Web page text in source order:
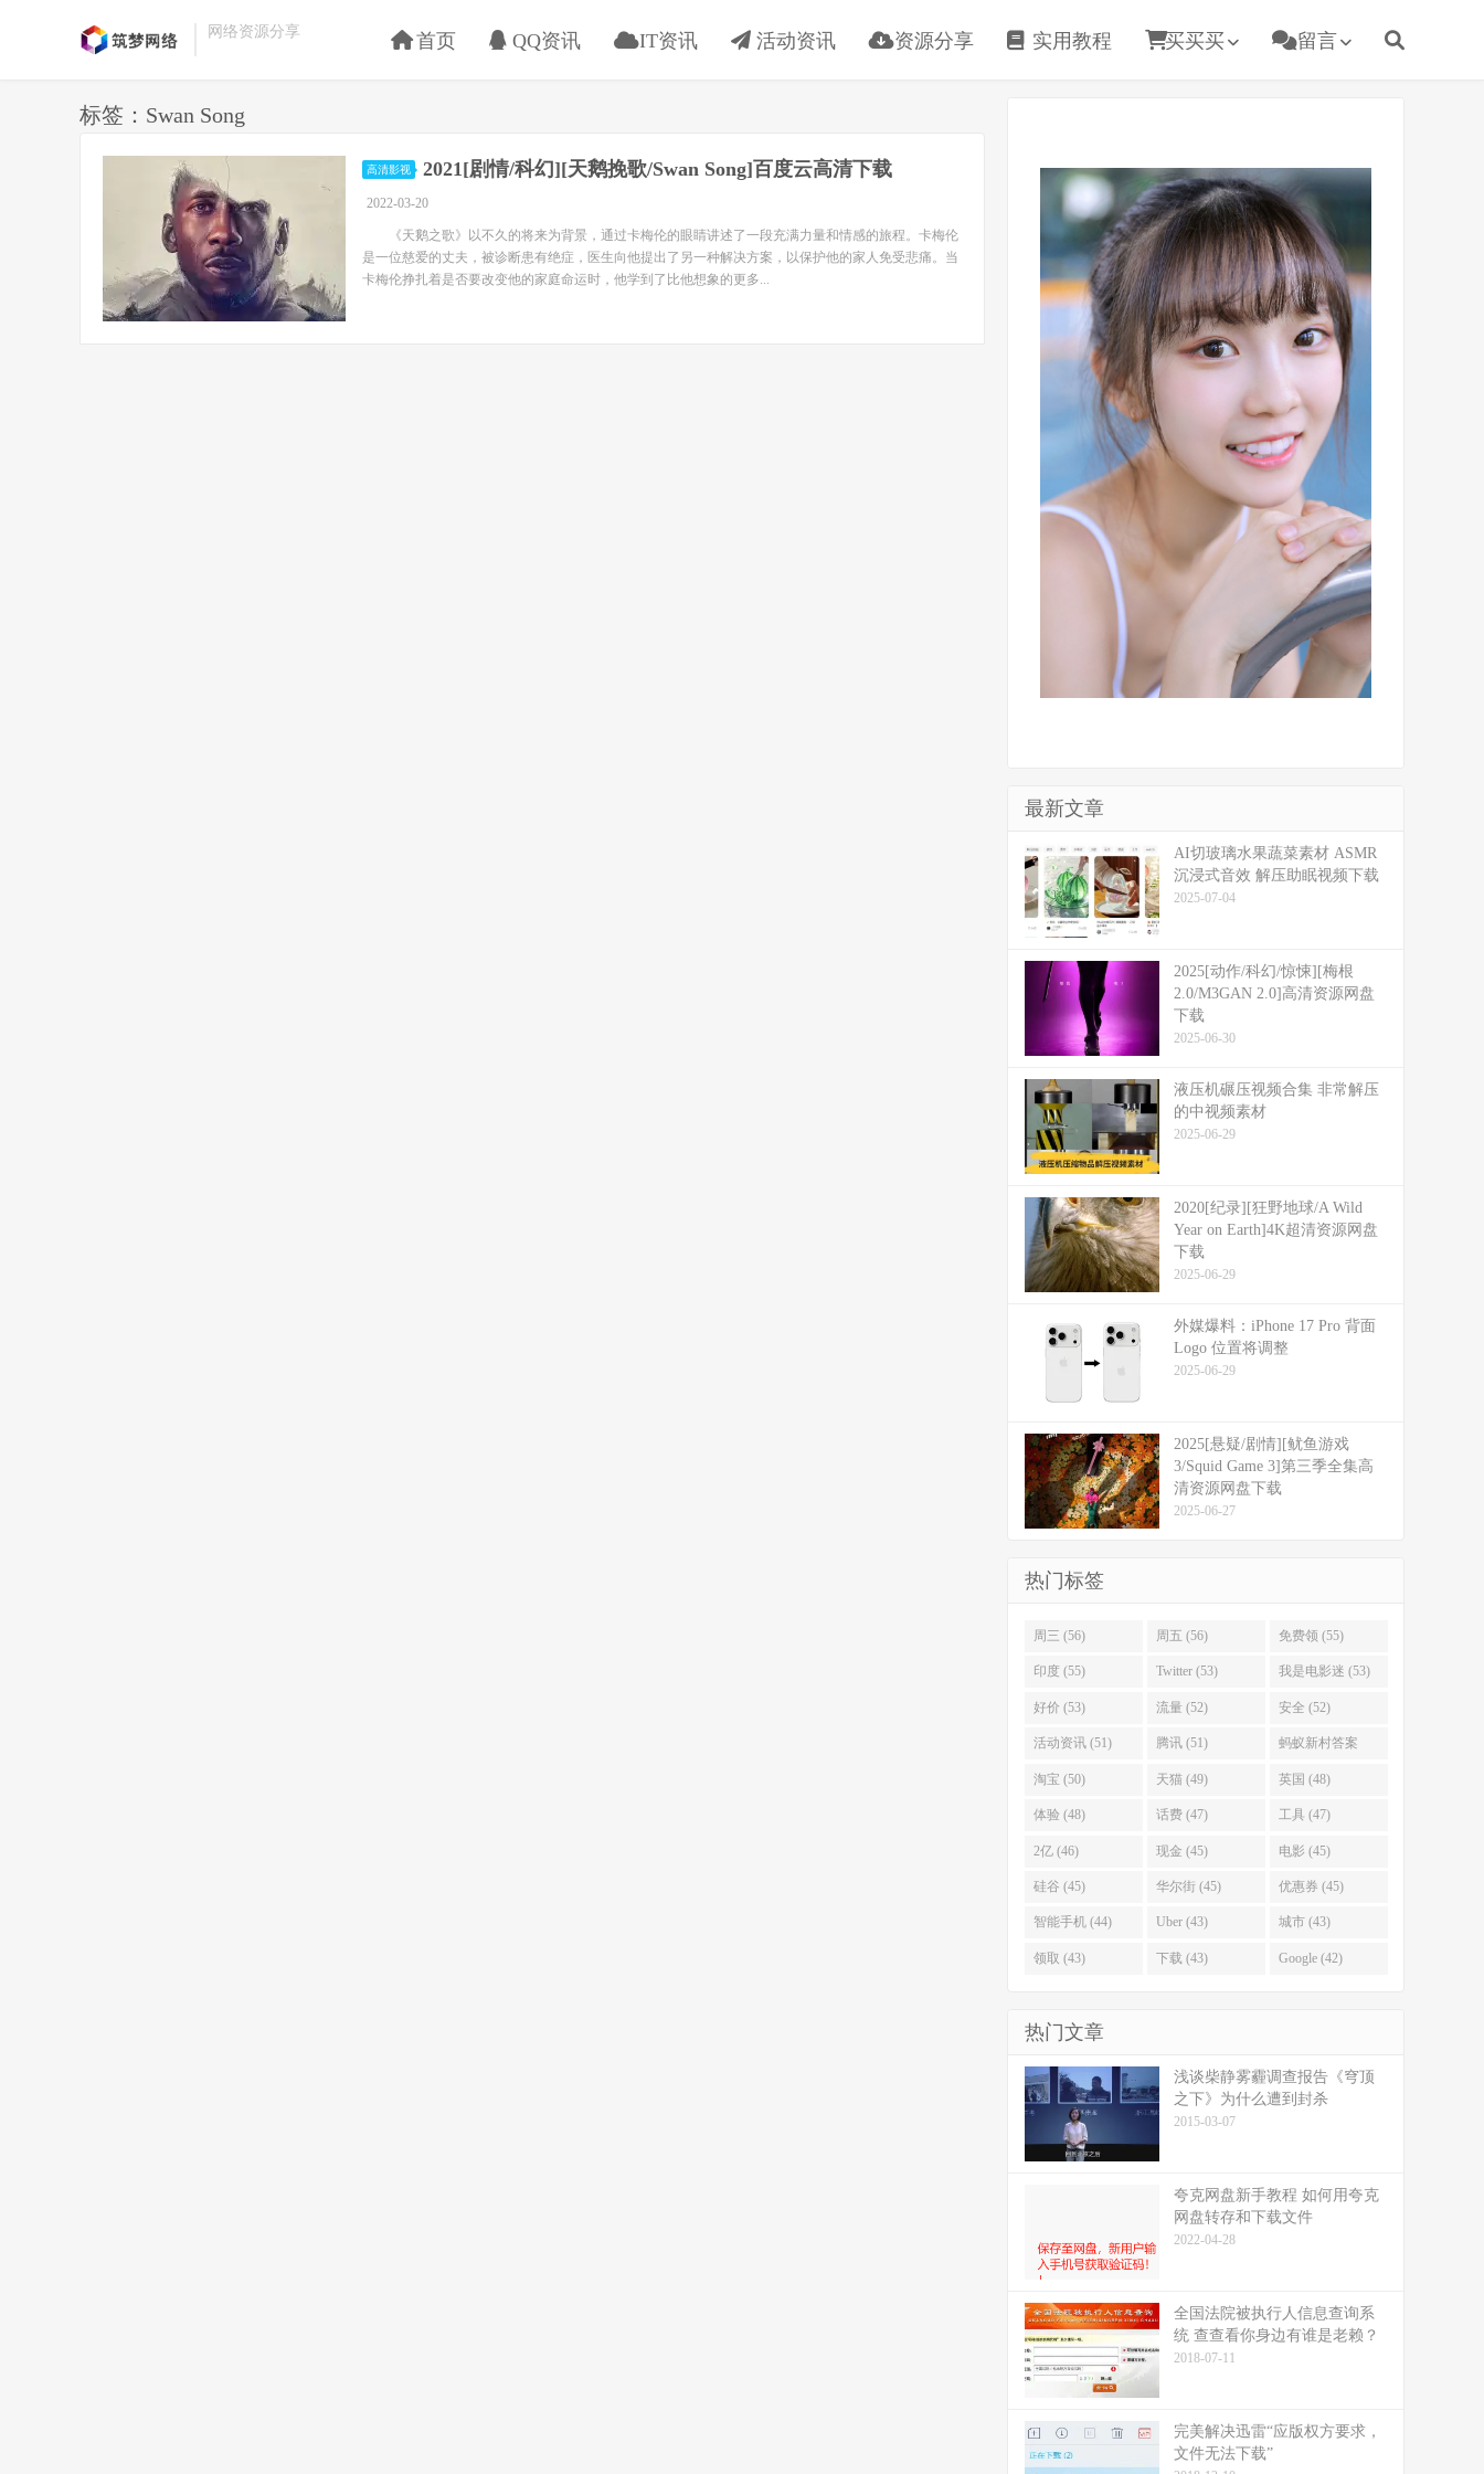
网络资源分享 首页 QQ资讯 IT资讯 活动资讯 资源分享 实用教程 买买买 留言
标签：Swan Song
高清影视 2021[剧情/科幻][天鹅挽歌/Swan Song]百度云高清下载
2022-03-20
《天鹅之歌》以不久的将来为背景，通过卡梅伦的眼睛讲述了一段充满力量和情感的旅程。卡梅伦
是一位慈爱的丈夫，被诊断患有绝症，医生向他提出了另一种解决方案，以保护他的家人免受悲痛。当
卡梅伦挣扎着是否要改变他的家庭命运时，他学到了比他想象的更多...
最新文章
​​AI切玻璃水果蔬菜素材 ASMR
沉浸式音效 解压助眠视频下载
2025-07-04
2025[动作/科幻/惊悚][梅根
2.0/M3GAN 2.0]高清资源网盘
下载
2025-06-30
液压机碾压视频合集 非常解压
的中视频素材
2025-06-29
2020[纪录][狂野地球/A Wild
Year on Earth]4K超清资源网盘
下载
2025-06-29
外媒爆料：​​iPhone 17 Pro 背面
Logo 位置将调整​​
2025-06-29
2025[悬疑/剧情][鱿鱼游戏
3/Squid Game 3]第三季全集高
清资源网盘下载
2025-06-27
热门标签
周三 (56) 周五 (56) 免费领 (55)
印度 (55) Twitter (53) 我是电影迷 (53)
好价 (53) 流量 (52) 安全 (52)
活动资讯 (51) 腾讯 (51) 蚂蚁新村答案
(51)
淘宝 (50) 天猫 (49) 英国 (48)
体验 (48) 话费 (47) 工具 (47)
2亿 (46) 现金 (45) 电影 (45)
硅谷 (45) 华尔街 (45) 优惠券 (45)
智能手机 (44) Uber (43) 城市 (43)
领取 (43) 下载 (43) Google (42)
热门文章
浅谈柴静雾霾调查报告《穹顶
之下》为什么遭到封杀
2015-03-07
夸克网盘新手教程 如何用夸克
网盘转存和下载文件
2022-04-28
全国法院被执行人信息查询系
统 查查看你身边有谁是老赖？
2018-07-11
完美解决迅雷“应版权方要求，
文件无法下载”